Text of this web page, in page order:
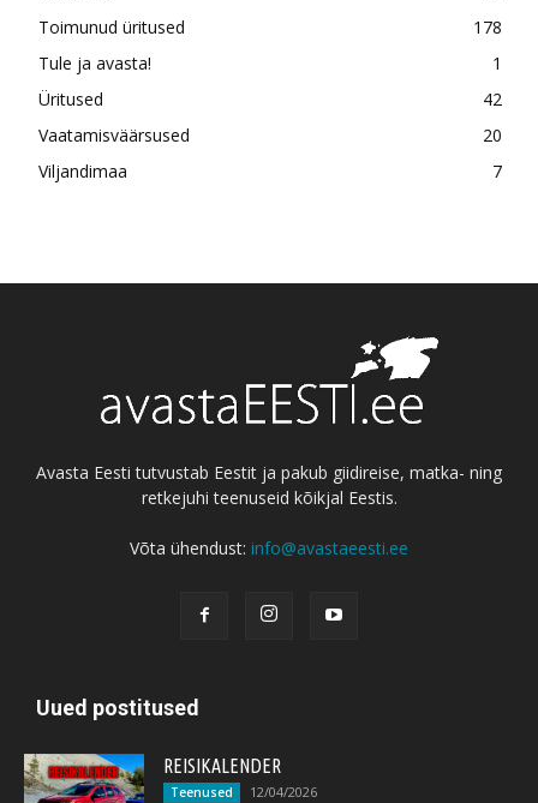
Toimunud üritused
178
Tule ja avasta!
1
Üritused
42
Vaatamisväärsused
20
Viljandimaa
7
Avasta Eesti tutvustab Eestit ja pakub giidireise, matka- ning
retkejuhi teenuseid kõikjal Eestis.
Võta ühendust: info@avastaeesti.ee
Uued postitused
REISIKALENDER
Teenused 12/04/2026